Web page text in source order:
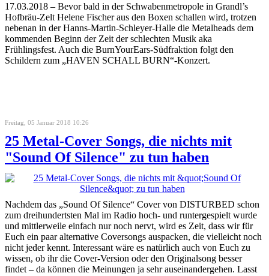
17.03.2018 – Bevor bald in der Schwabenmetropole in Grandl’s
Hofbräu-Zelt Helene Fischer aus den Boxen schallen wird, trotzen
nebenan in der Hanns-Martin-Schleyer-Halle die Metalheads dem
kommenden Beginn der Zeit der schlechten Musik aka
Frühlingsfest. Auch die BurnYourEars-Südfraktion folgt den
Schildern zum „HAVEN SCHALL BURN“-Konzert.
Freitag, 05 Januar 2018 10:26
25 Metal-Cover Songs, die nichts mit
"Sound Of Silence" zu tun haben
Nachdem das „Sound Of Silence“ Cover von DISTURBED schon
zum dreihundertsten Mal im Radio hoch- und runtergespielt wurde
und mittlerweile einfach nur noch nervt, wird es Zeit, dass wir für
Euch ein paar alternative Coversongs auspacken, die vielleicht noch
nicht jeder kennt. Interessant wäre es natürlich auch von Euch zu
wissen, ob ihr die Cover-Version oder den Originalsong besser
findet – da können die Meinungen ja sehr auseinandergehen. Lasst